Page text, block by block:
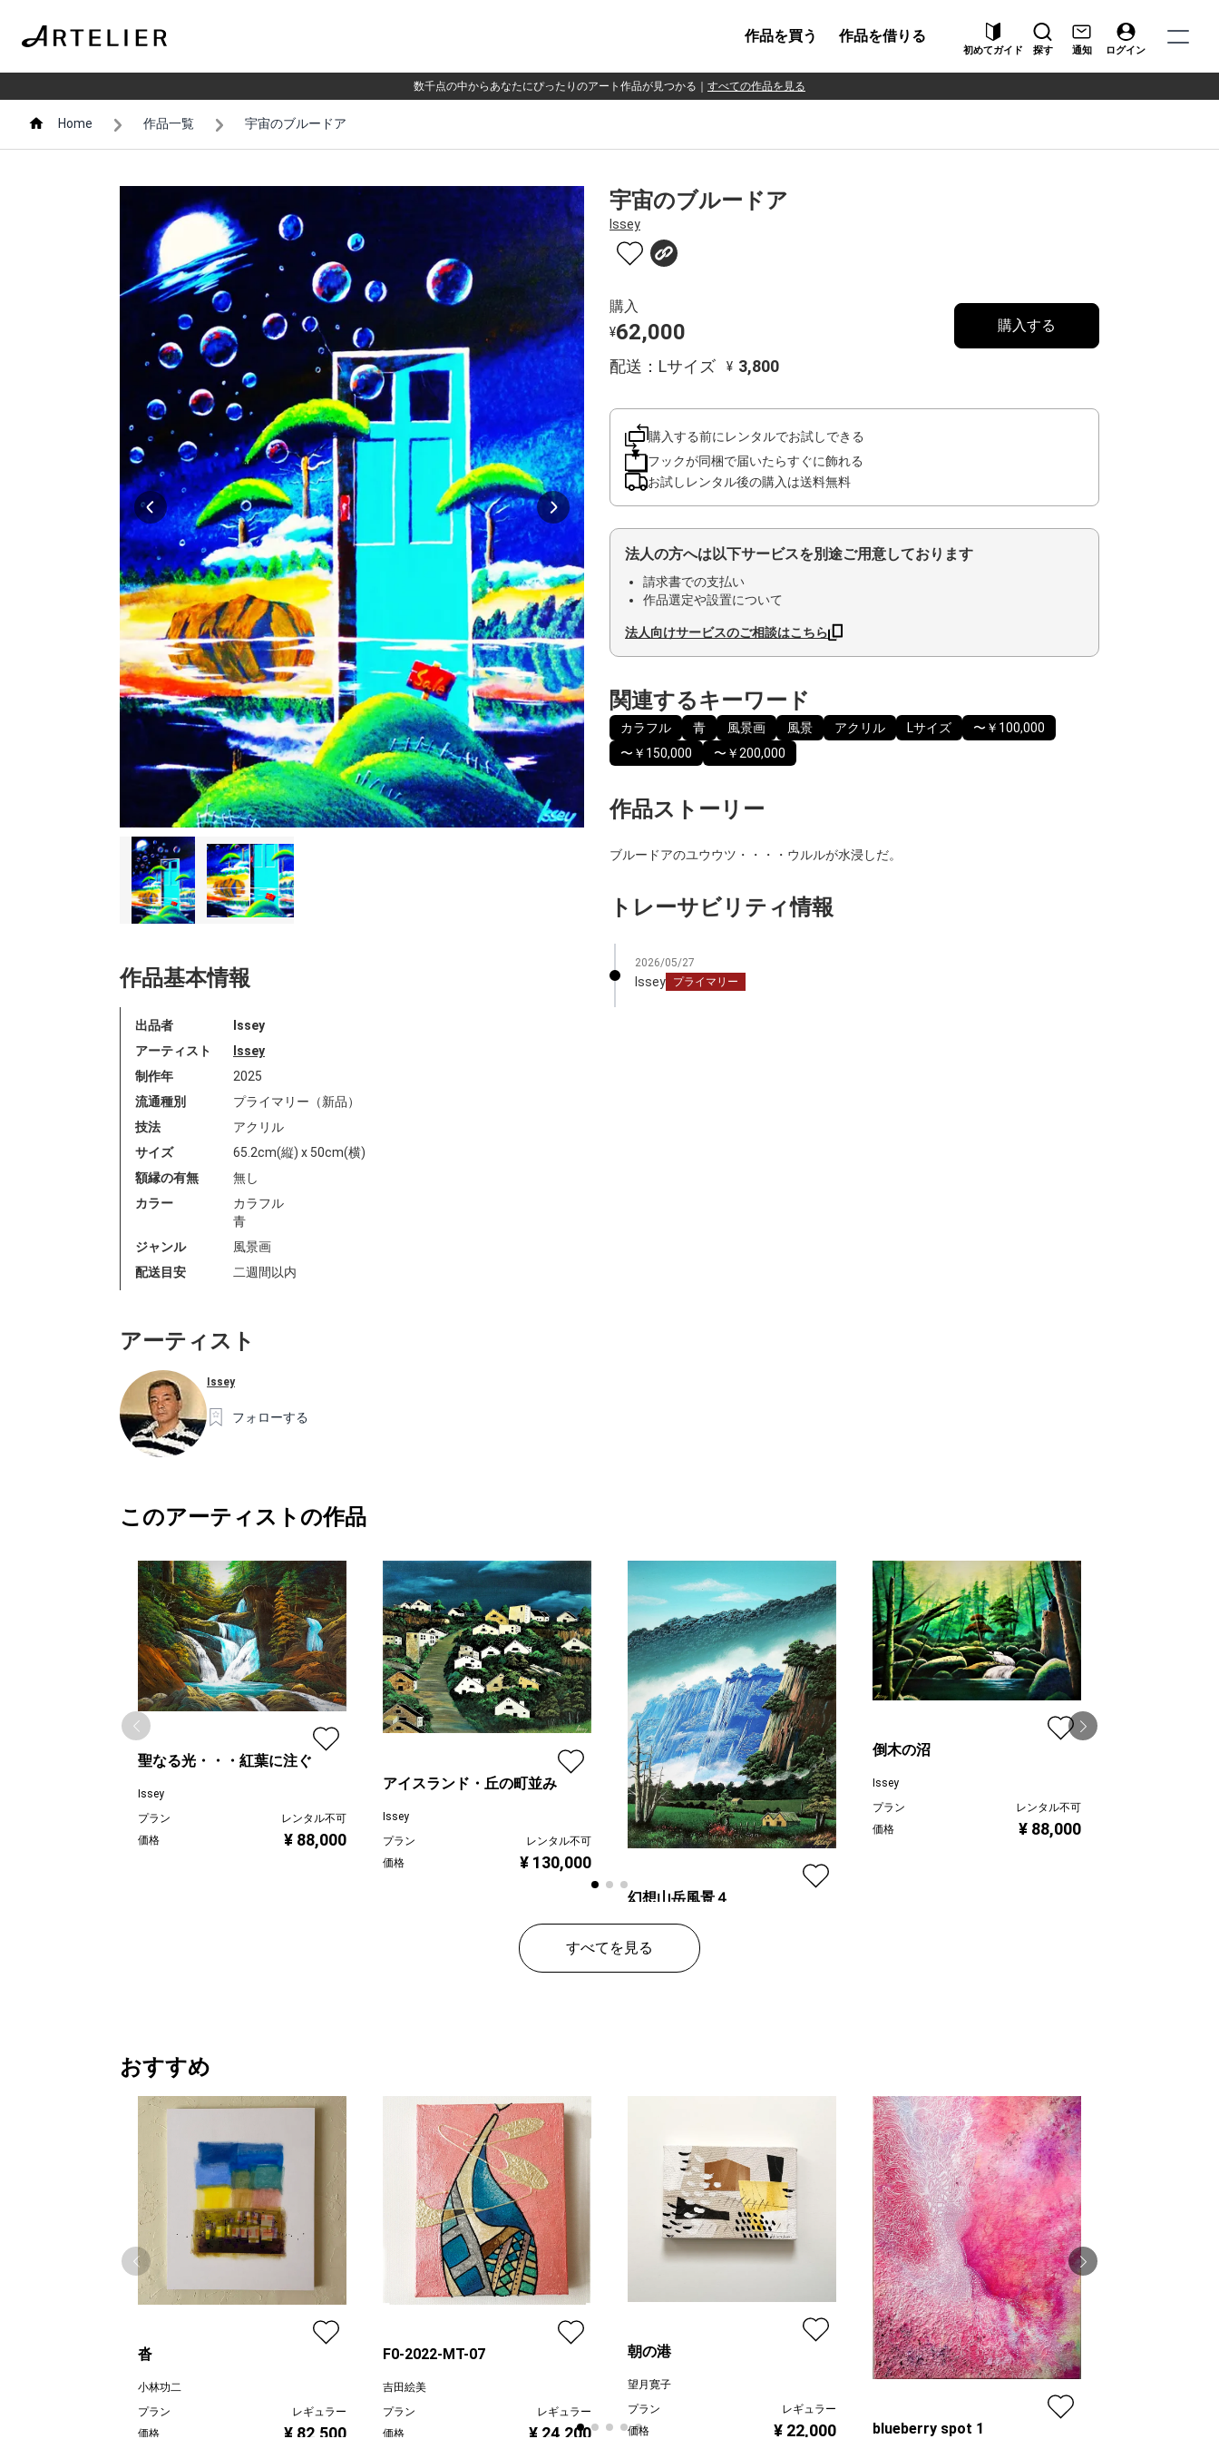
作品を買う 作品を借りる
初めてガイド 探す 通知 ログイン
数千点の中からあなたにぴったりのアート作品が見つかる すべての作品を見る
Home 作品一覧 宇宙のブルードア
作品基本情報
出品者
Issey
アーティスト
Issey
制作年
2025
流通種別
プライマリー（新品）
技法
アクリル
サイズ
65.2cm(縦) x 50cm(横)
額縁の有無
無し
カラー
カラフル
青
ジャンル
風景画
配送目安
二週間以内
アーティスト
Issey
フォローする
宇宙のブルードア
Issey
購入
¥62,000
配送：Lサイズ ¥ 3,800
購入する
購入する前にレンタルでお試しできる
フックが同梱で届いたらすぐに飾れる
お試しレンタル後の購入は送料無料
法人の方へは以下サービスを別途ご用意しております
請求書での支払い
作品選定や設置について
法人向けサービスのご相談はこちら
関連するキーワード
カラフル 青 風景画 風景 アクリル Lサイズ
〜￥100,000
〜￥150,000
〜￥200,000
作品ストーリー
ブルードアのユウウツ・・・・ウルルが水浸しだ。
トレーサビリティ情報
2026/05/27
Issey プライマリー
このアーティストの作品
聖なる光・・・紅葉に注ぐ
Issey
プラン
レンタル不可
価格
¥ 88,000
アイスランド・丘の町並み
Issey
プラン
レンタル不可
価格
¥ 130,000
幻想山岳風景４
プラン
倒木の沼
Issey
プラン
レンタル不可
価格
¥ 88,000
すべてを見る
おすすめ
沓
小林功二
プラン
レギュラー
価格
¥ 82,500
F0-2022-MT-07
吉田絵美
プラン
レギュラー
価格
¥ 24,200
朝の港
望月寛子
プラン
レギュラー
価格
¥ 22,000 blueberry spot 1